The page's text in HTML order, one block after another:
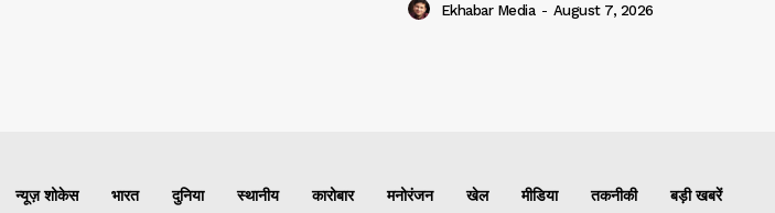
Ekhabar Media - August 7, 2026
न्यूज़ शोकेस भारत दुनिया स्थानीय कारोबार मनोरंजन खेल मीडिया तकनीकी बड़ी खबरें